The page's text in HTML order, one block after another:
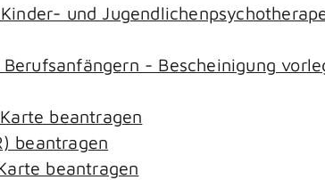
und
- Bescheinigung
beantragen
beantragen
beantragen